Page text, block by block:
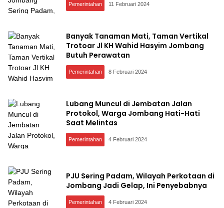
Pemerintahan 11 Februari 2024
Banyak Tanaman Mati, Taman Vertikal
Trotoar Jl KH Wahid Hasyim Jombang
Butuh Perawatan
Pemerintahan 8 Februari 2024
Lubang Muncul di Jembatan Jalan
Protokol, Warga Jombang Hati-Hati
Saat Melintas
Pemerintahan 4 Februari 2024
PJU Sering Padam, Wilayah Perkotaan di
Jombang Jadi Gelap, Ini Penyebabnya
Pemerintahan 4 Februari 2024